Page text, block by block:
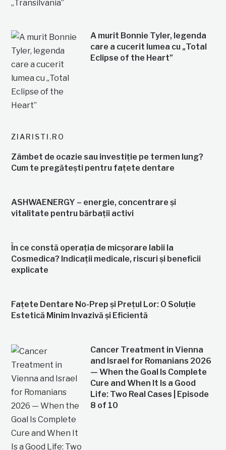
A murit Bonnie Tyler, legenda
care a cucerit lumea cu „Total
Eclipse of the Heart”
ZIARISTI.RO
Zâmbet de ocazie sau investiție pe termen lung?
Cum te pregătești pentru fațete dentare
ASHWAENERGY – energie, concentrare și
vitalitate pentru bărbații activi
În ce constă operația de micșorare labii la
Cosmedica? Indicații medicale, riscuri și beneficii
explicate
Fațete Dentare No-Prep și Prețul Lor: O Soluție
Estetică Minim Invazivă și Eficientă
Cancer Treatment in Vienna
and Israel for Romanians 2026
— When the Goal Is Complete
Cure and When It Is a Good
Life: Two Real Cases | Episode
8 of 10